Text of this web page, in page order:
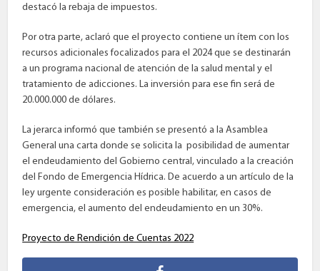
destacó la rebaja de impuestos.
Por otra parte, aclaró que el proyecto contiene un ítem con los
recursos adicionales focalizados para el 2024 que se destinarán
a un programa nacional de atención de la salud mental y el
tratamiento de adicciones. La inversión para ese fin será de
20.000.000 de dólares.
La jerarca informó que también se presentó a la Asamblea
General una carta donde se solicita la posibilidad de aumentar
el endeudamiento del Gobierno central, vinculado a la creación
del Fondo de Emergencia Hídrica. De acuerdo a un artículo de la
ley urgente consideración es posible habilitar, en casos de
emergencia, el aumento del endeudamiento en un 30%.
Proyecto de Rendición de Cuentas 2022